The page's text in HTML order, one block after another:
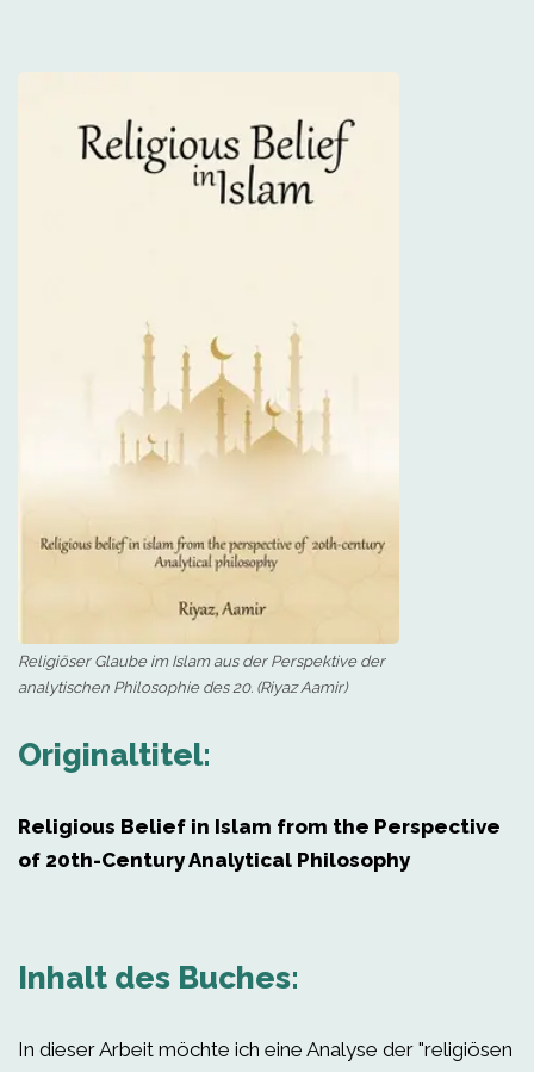
Religiöser Glaube im Islam aus der Perspektive der
analytischen Philosophie des 20. (Riyaz Aamir)
Originaltitel:
Religious Belief in Islam from the Perspective
of 20th-Century Analytical Philosophy
Inhalt des Buches:
In dieser Arbeit möchte ich eine Analyse der "religiösen